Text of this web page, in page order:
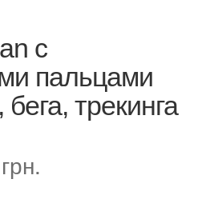
с
пальцами
трекинга
грн.